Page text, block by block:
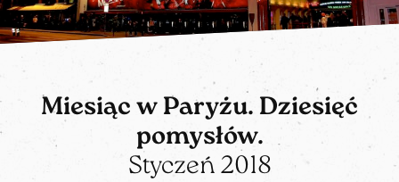
Miesiąc w Paryżu. Dziesięć
pomysłów.
Styczeń 2018